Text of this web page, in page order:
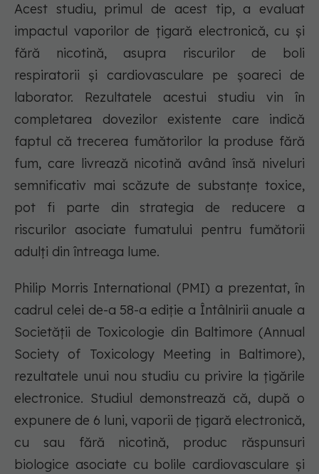
Acest studiu, primul de acest tip, a evaluat
impactul vaporilor de țigară electronică, cu și
fără nicotină, asupra riscurilor de boli
respiratorii și cardiovasculare pe șoareci de
laborator. Rezultatele acestui studiu vin în
completarea dovezilor existente care indică
faptul că trecerea fumătorilor la produse fără
fum, care livrează nicotină având însă niveluri
semnificativ mai scăzute de substanțe toxice,
pot fi parte din strategia de reducere a
riscurilor asociate fumatului pentru fumătorii
adulți din întreaga lume.
Philip Morris International (PMI) a prezentat, în
cadrul celei de-a 58-a ediție a Întâlnirii anuale a
Societății de Toxicologie din Baltimore (Annual
Society of Toxicology Meeting in Baltimore),
rezultatele unui nou studiu cu privire la țigările
electronice. Studiul demonstrează că, după o
expunere de 6 luni, vaporii de țigară electronică,
cu sau fără nicotină, produc răspunsuri
biologice asociate cu bolile cardiovasculare și